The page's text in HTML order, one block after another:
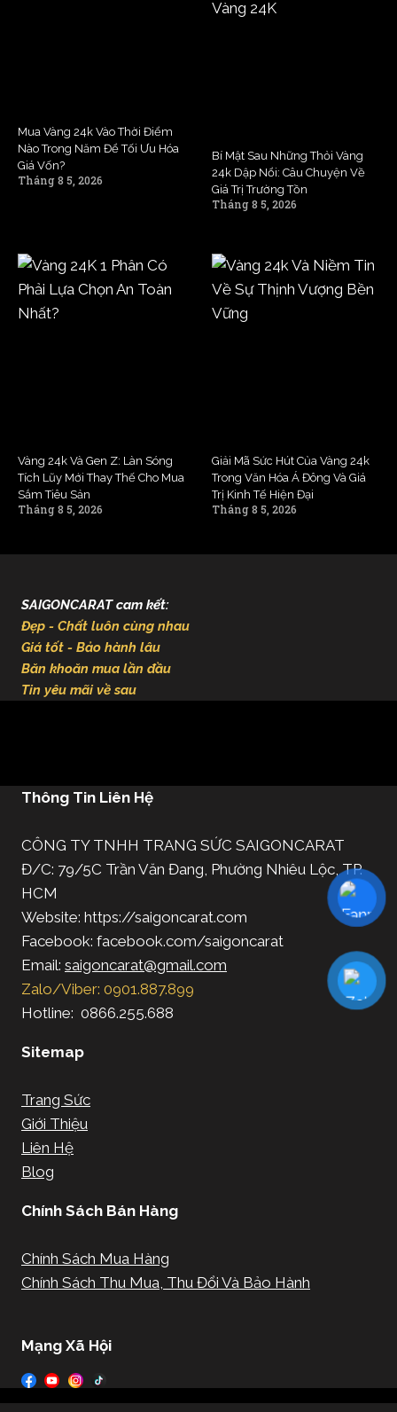
Mua Vàng 24k Vào Thời Điểm
Nào Trong Năm Để Tối Ưu Hóa
Giá Vốn?
Tháng 8 5, 2026
Bí Mật Sau Những Thỏi Vàng
24k Dập Nổi: Câu Chuyện Về
Giá Trị Trường Tồn
Tháng 8 5, 2026
Vàng 24k Và Gen Z: Làn Sóng
Tích Lũy Mới Thay Thế Cho Mua
Sắm Tiêu Sản
Tháng 8 5, 2026
Giải Mã Sức Hút Của Vàng 24k
Trong Văn Hóa Á Đông Và Giá
Trị Kinh Tế Hiện Đại
Tháng 8 5, 2026
SAIGONCARAT cam kết:
Đẹp - Chất luôn cùng nhau
Giá tốt - Bảo hành lâu
Băn khoăn mua lần đầu
Tin yêu mãi về sau
Thông Tin Liên Hệ
CÔNG TY TNHH TRANG SỨC SAIGONCARAT
Đ/C: 79/5C Trần Văn Đang, Phường Nhiêu Lộc, TP.
HCM
Website: https://saigoncarat.com
Facebook: facebook.com/saigoncarat
Email: saigoncarat@gmail.com
Zalo/Viber: 0901.887.899
Hotline: 0866.255.688
Sitemap
Trang Sức
Giới Thiệu
Liên Hệ
Blog
Chính Sách Bán Hàng
Chính Sách Mua Hàng
Chính Sách Thu Mua, Thu Đổi Và Bảo Hành
Mạng Xã Hội